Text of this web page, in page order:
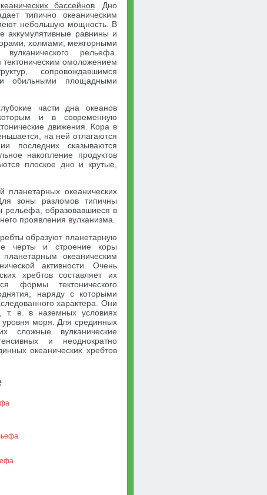
бассейнов. Дно
типично океаническим
небольшую мощность. В
аккумулятивные равнины и
холмами, межгорными
рельефа.
омоложением
сопровождавшимся
обильными площадными
части дна океанов
и в современную
движения. Кора в
на ней отлагаются
последних сказываются
накопление продуктов
плоское дно и крутые,
планетарных океанических
зоны разломов типичны
рельефа, образовавшиеся в
проявления вулканизма.
образуют планетарную
черты и строение коры
океаническим
активности. Очень
хребтов составляет их
формы тектонического
наряду с которыми
характера. Они
т. е. в наземных условиях
уровня моря. Для срединных
сложные вулканические
и неоднократно
океанических хребтов